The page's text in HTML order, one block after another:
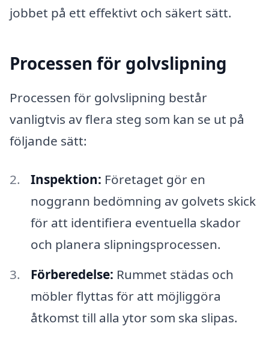
jobbet på ett effektivt och säkert sätt.
Processen för golvslipning
Processen för golvslipning består
vanligtvis av flera steg som kan se ut på
följande sätt:
Inspektion: Företaget gör en
noggrann bedömning av golvets skick
för att identifiera eventuella skador
och planera slipningsprocessen.
Förberedelse: Rummet städas och
möbler flyttas för att möjliggöra
åtkomst till alla ytor som ska slipas.